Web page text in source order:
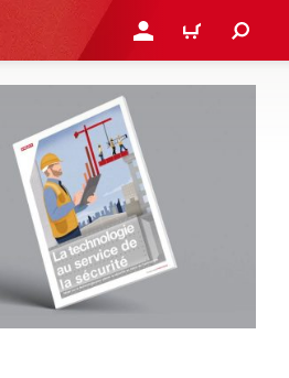
CONNEXION OU
PANIER